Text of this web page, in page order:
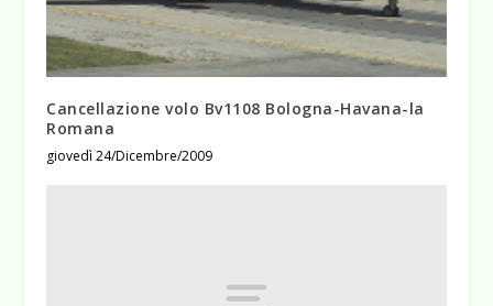
Cancellazione volo Bv1108 Bologna-Havana-la
Romana
giovedì 24/Dicembre/2009